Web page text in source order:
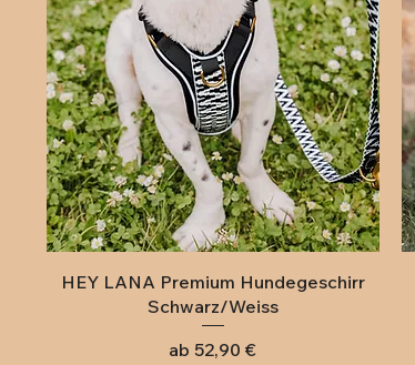
Schnellansicht
HEY LANA Premium Hundegeschirr
Schwarz/Weiss
ab 52,90 €
Sale-Preis